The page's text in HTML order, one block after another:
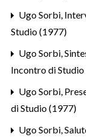
Ugo Sorbi,
Studio (1977)
Ugo Sorbi,
Incontro di
Ugo Sorbi,
di Studio (1977)
Ugo Sorbi,